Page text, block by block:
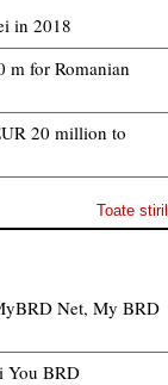
in 2018
m for Romanian
20 million to
Toate
Net, My BRD
You BRD